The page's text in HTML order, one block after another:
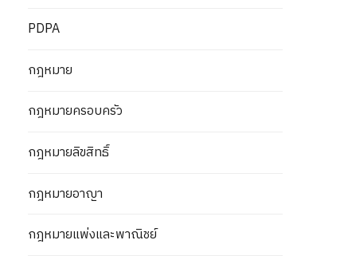
PDPA
กฎหมาย
กฎหมายครอบครัว
กฎหมายลิขสิทธิ์
กฎหมายอาญา
กฎหมายแพ่งและพาณิชย์